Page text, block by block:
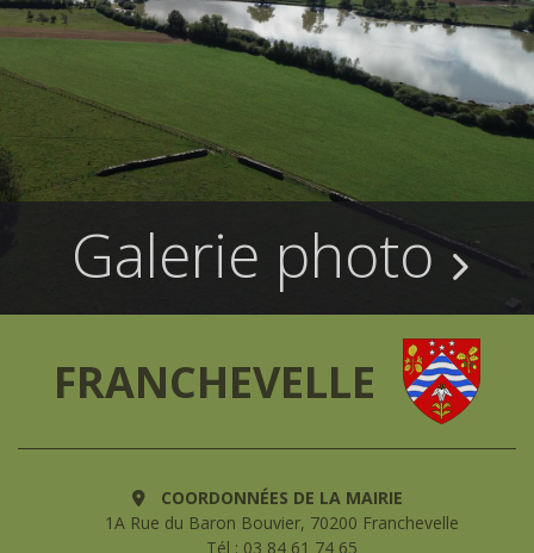
Galerie photo
FRANCHEVELLE
COORDONNÉES DE LA MAIRIE
1A Rue du Baron Bouvier, 70200 Franchevelle
Tél : 03 84 61 74 65